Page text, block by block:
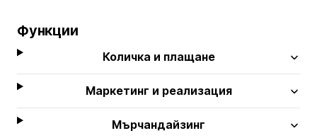
Функции
Количка и плащане
Маркетинг и реализация
Мърчандайзинг